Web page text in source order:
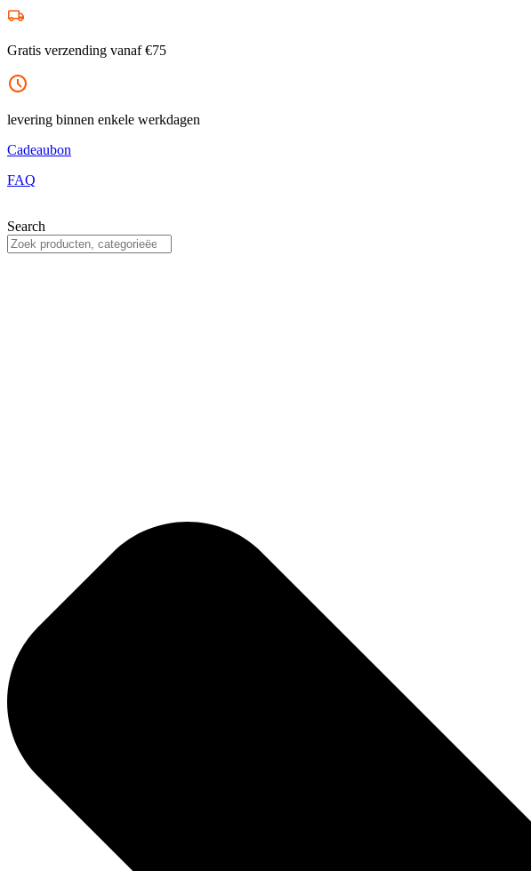
Ga
de
Gratis verzending vanaf €75
levering binnen enkele werkdagen
Cadeaubon
FAQ
Search